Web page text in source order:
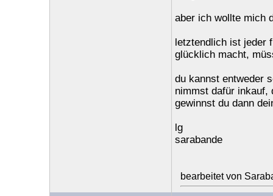
aber ich wollte mich
letztendlich ist jeder
glücklich macht,
du kannst entweder
nimmst dafür inkauf,
gewinnst du dann
lg
sarabande
bearbeitet von